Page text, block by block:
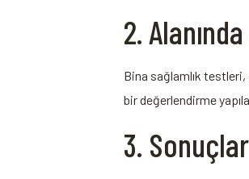
2.
Bina sağlamlık
bir⁢ değerlendirme
3.